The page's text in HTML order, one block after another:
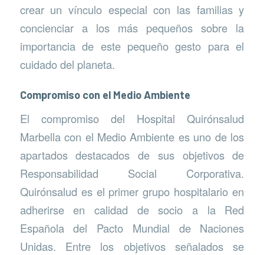
crear un vínculo especial con las familias y
concienciar a los más pequeños sobre la
importancia de este pequeño gesto para el
cuidado del planeta.
Compromiso con el Medio Ambiente
El compromiso del Hospital Quirónsalud
Marbella con el Medio Ambiente es uno de los
apartados destacados de sus objetivos de
Responsabilidad Social Corporativa.
Quirónsalud es el primer grupo hospitalario en
adherirse en calidad de socio a la Red
Española del Pacto Mundial de Naciones
Unidas. Entre los objetivos señalados se